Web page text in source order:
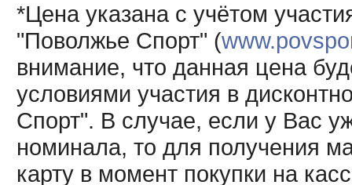
*Цена указана с учётом
"Поволжье Спорт" (
внимание, что данная цена
условиями участия в
Спорт". В случае, если у Вас
номинала, то для получения
карту в момент покупки на